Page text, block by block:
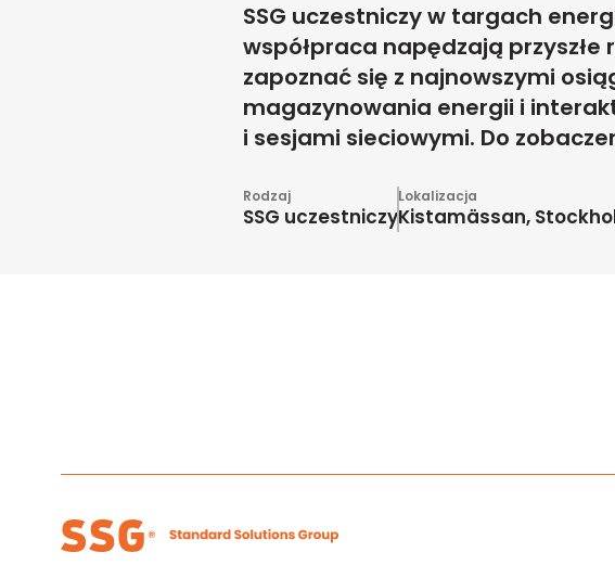
SSG uczestniczy w targach
współpraca napędzają
zapoznać się z najnowszymi
magazynowania energii i
i sesjami sieciowymi. Do
Rodzaj
SSG uczestniczy
Lokalizacja
Kistamässan,